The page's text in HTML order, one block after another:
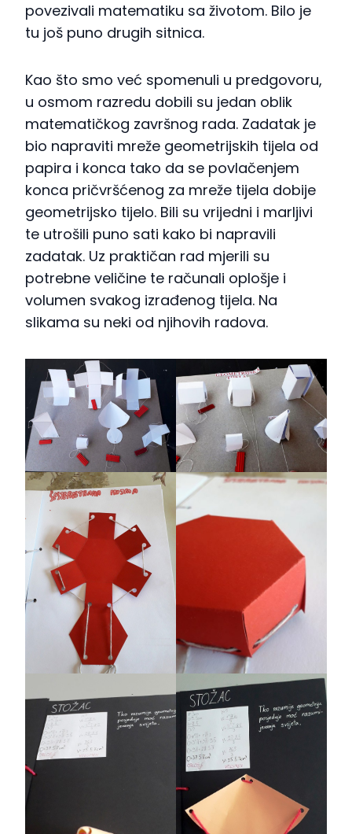
povezivali matematiku sa životom. Bilo je
tu još puno drugih sitnica.
Kao što smo već spomenuli u predgovoru,
u osmom razredu dobili su jedan oblik
matematičkog završnog rada. Zadatak je
bio napraviti mreže geometrijskih tijela od
papira i konca tako da se povlačenjem
konca pričvršćenog za mreže tijela dobije
geometrijsko tijelo. Bili su vrijedni i marljivi
te utrošili puno sati kako bi napravili
zadatak. Uz praktičan rad mjerili su
potrebne veličine te računali oplošje i
volumen svakog izrađenog tijela. Na
slikama su neki od njihovih radova.